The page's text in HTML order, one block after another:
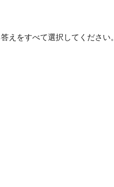
えをすべて選択してください。